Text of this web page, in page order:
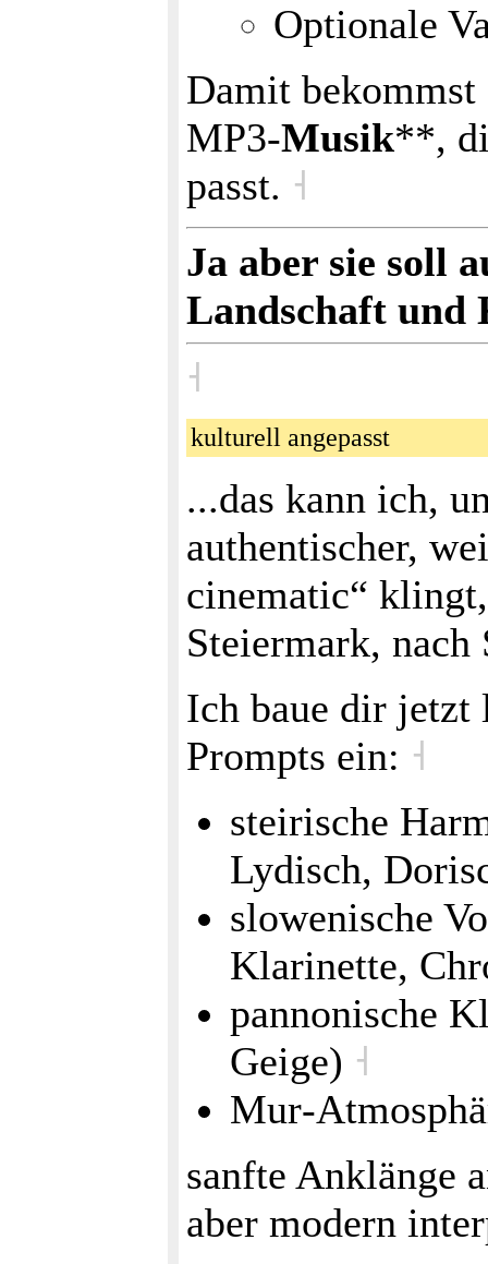
Optionale
Damit
MP3‑Musik**,
passt. ˧
Ja aber sie soll
Landschaft
˧
kulturell angepasst
...das kann ich,
authentischer,
cinematic“
Steiermark,
Ich baue dir
Prompts ein: ˧
steirische
Lydisch,
slowenische
Klarinette,
pannonische
Geige) ˧
sanfte Anklänge
aber modern